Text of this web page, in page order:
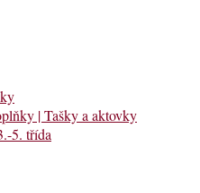
| Tašky a aktovky
5. třída